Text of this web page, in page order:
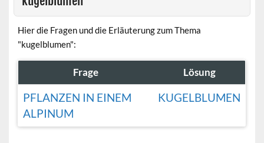
Hier die Fragen und die Erläuterung zum Thema
"kugelblumen":
Frage Lösung
PFLANZEN IN EINEM
ALPINUM
KUGELBLUMEN